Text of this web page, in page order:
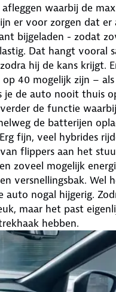
waarbij de
er voor zorgen dat
bijgeladen - zodat
Dat hangt vooral
hij de kans krijgt.
40 mogelijk zijn –
je de auto nooit thuis
de functie
de batterijen
fijn, veel hybrides
flippers aan het
zoveel mogelijk
versnellingsbak.
nogal hijgerig.
maar het past
hebben.